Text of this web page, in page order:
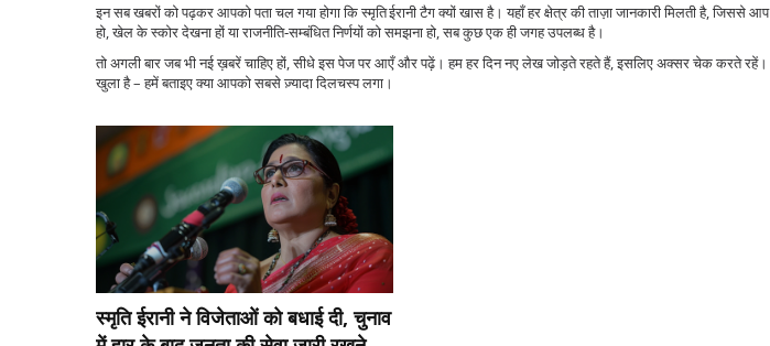
इन सब खबरों को पढ़कर आपको पता चल गया होगा कि स्मृति ईरानी टैग क्यों खास है। यहाँ हर क्षेत्र की ताज़ा जानकारी मिलती है,
हो, खेल के स्कोर देखना हों या राजनीति‑सम्बंधित निर्णयों को समझना हो, सब कुछ एक ही जगह उपलब्ध है।
तो अगली बार जब भी नई ख़बरें चाहिए हों, सीधे इस पेज पर आएँ और पढ़ें। हम हर दिन नए लेख जोड़ते रहते हैं, इसलिए अक्सर चेक करते
खुला है – हमें बताइए क्या आपको सबसे ज़्यादा दिलचस्प लगा।
स्मृति ईरानी ने विजेताओं को बधाई दी, चुनाव